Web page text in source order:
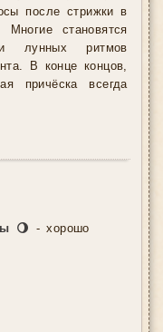
после стрижки в
становятся
лунных ритмов
В конце концов,
причёска всегда
🌖 - хорошо